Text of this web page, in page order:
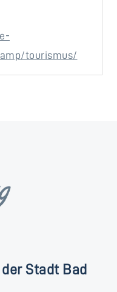
tourismus/
Stadt Bad